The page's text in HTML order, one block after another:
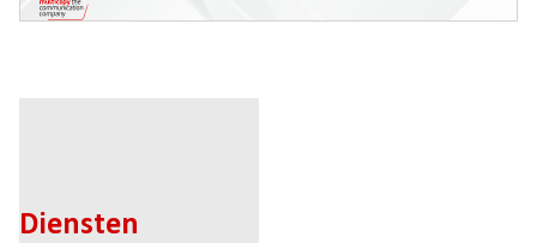
Diensten